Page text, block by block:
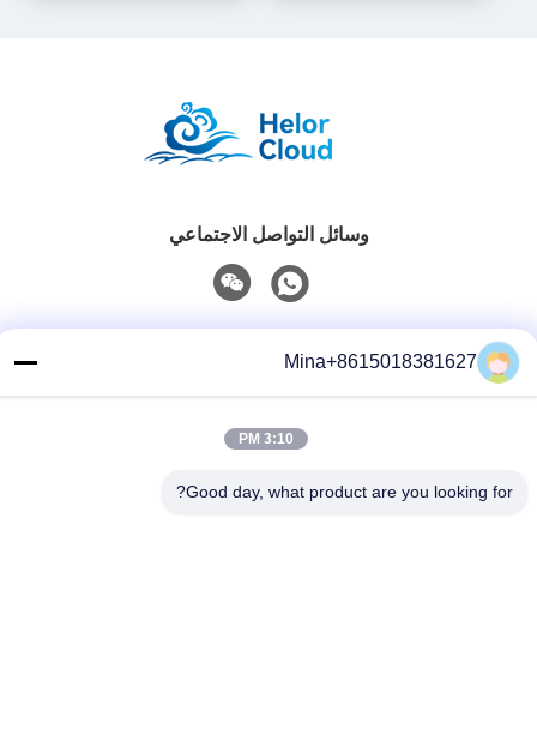
وسائل التواصل الاجتماعي
sales07@helorcloud.com
Mina+8615018381627
3:10 PM
Good day, what product are you looking for?